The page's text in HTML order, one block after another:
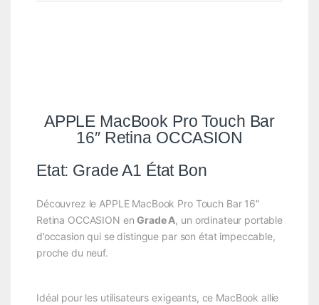
APPLE MacBook Pro Touch Bar
16″ Retina OCCASION
Etat: Grade A1 État Bon
Découvrez le APPLE MacBook Pro Touch Bar 16″
Retina OCCASION enGrade A, un ordinateur portable
d’occasion qui se distingue par son état impeccable,
proche du neuf.
Idéal pour les utilisateurs exigeants, ce MacBook allie